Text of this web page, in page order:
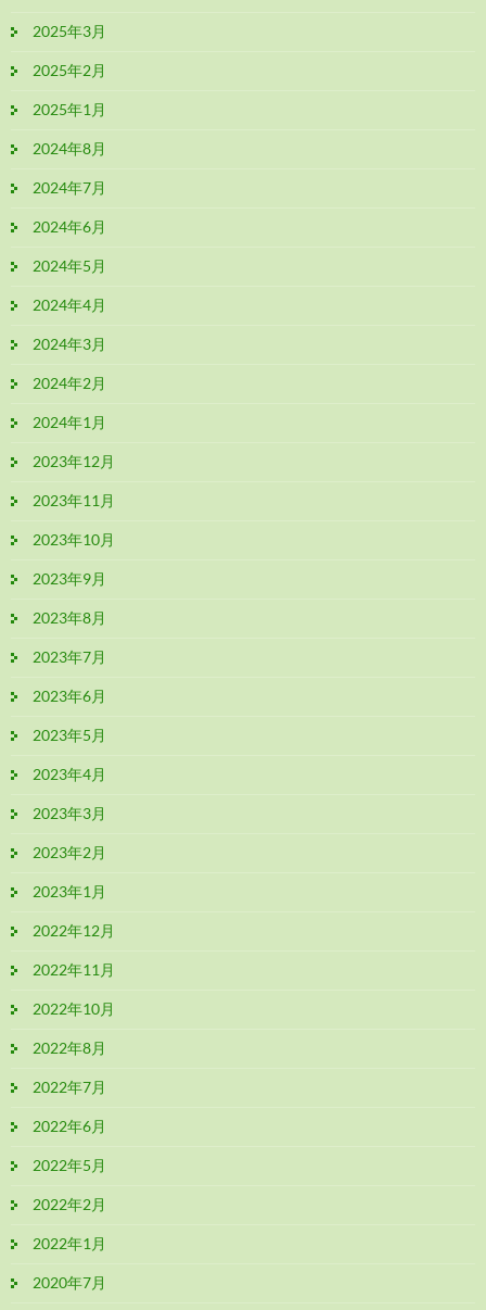
2025年3月
2025年2月
2025年1月
2024年8月
2024年7月
2024年6月
2024年5月
2024年4月
2024年3月
2024年2月
2024年1月
2023年12月
2023年11月
2023年10月
2023年9月
2023年8月
2023年7月
2023年6月
2023年5月
2023年4月
2023年3月
2023年2月
2023年1月
2022年12月
2022年11月
2022年10月
2022年8月
2022年7月
2022年6月
2022年5月
2022年2月
2022年1月
2020年7月